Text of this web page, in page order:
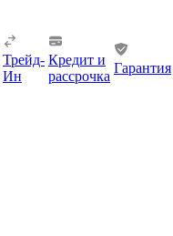
Трейд-
Ин
Кредит и
рассрочка
Гарантия